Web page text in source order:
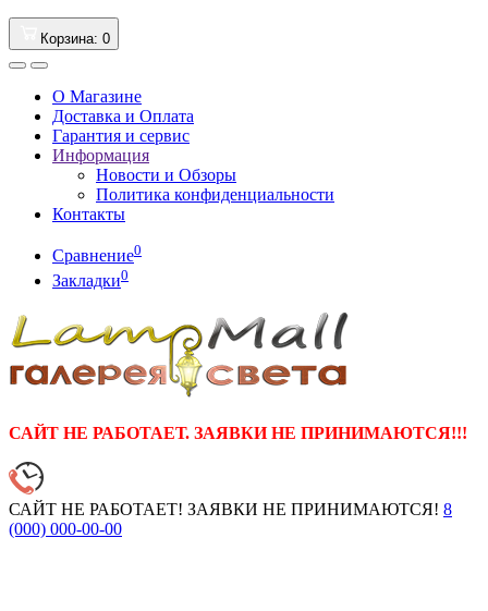
Корзина: 0
О Магазине
Доставка и Оплата
Гарантия и сервис
Информация
Новости и Обзоры
Политика конфиденциальности
Контакты
Сравнение0
Закладки0
САЙТ НЕ РАБОТАЕТ. ЗАЯВКИ НЕ ПРИНИМАЮТСЯ!!!
САЙТ НЕ РАБОТАЕТ! ЗАЯВКИ НЕ ПРИНИМАЮТСЯ! 8
(000) 000-00-00